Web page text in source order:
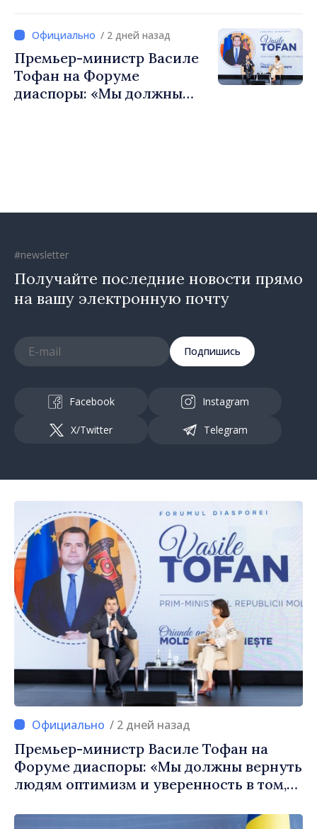
чтобы строить более
сильные сообщества»
/ 2 дней назад
Премьер-министр Василе
Тофан на Форуме
диаспоры: «Мы должны
#newsletter
Получайте последние новости прямо
на вашу электронную почту
Подпишись
Facebook Instagram
X/Twitter Telegram
/ 2 дней назад
Премьер-министр Василе Тофан на
Форуме диаспоры: «Мы должны вернуть
людям оптимизм и уверенность в том,
правильном направлении»